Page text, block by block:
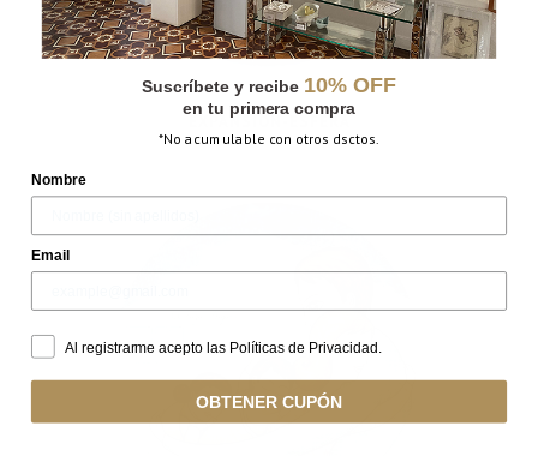
EXPANSIÓN-ESFERA
Suscríbete y recibe 10% OFF
en tu primera compra
*No acumulable con otros dsctos.
Nombre
Email
Al registrarme acepto las Políticas de Privacidad.
OBTENER CUPÓN